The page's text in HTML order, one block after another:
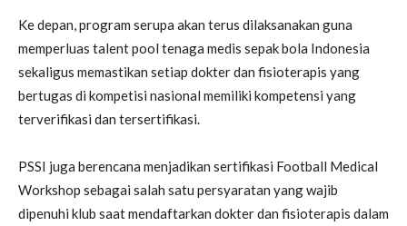
Ke depan, program serupa akan terus dilaksanakan guna
memperluas talent pool tenaga medis sepak bola Indonesia
sekaligus memastikan setiap dokter dan fisioterapis yang
bertugas di kompetisi nasional memiliki kompetensi yang
terverifikasi dan tersertifikasi.
PSSI juga berencana menjadikan sertifikasi Football Medical
Workshop sebagai salah satu persyaratan yang wajib
dipenuhi klub saat mendaftarkan dokter dan fisioterapis dalam